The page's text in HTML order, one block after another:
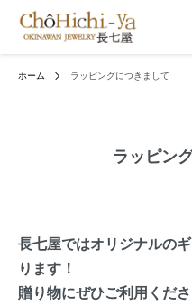
ホーム ラッピングにつきまして
ラッピン
長七屋ではオリジナルの
ります！
贈り物にぜひご利用くだ